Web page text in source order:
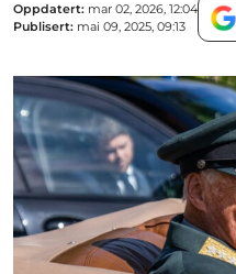
Oppdatert: mar 02, 2026, 12:04
Publisert: mai 09, 2025, 09:13